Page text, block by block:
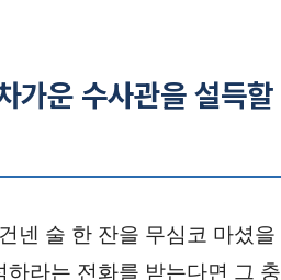
가운 수사관을 설득
넨 술 한 잔을 무심코 마셨을
라는 전화를 받는다면 그